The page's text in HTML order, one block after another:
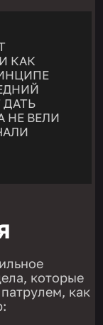
КАК
ДАТЬ
НЕ ВЕЛИ
которые
как